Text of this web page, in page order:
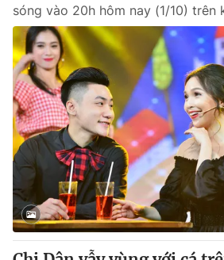
sóng vào 20h hôm nay (1/10) trên